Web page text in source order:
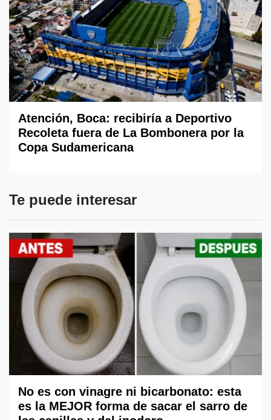
Atención, Boca: recibiría a Deportivo
Recoleta fuera de La Bombonera por la
Copa Sudamericana
Te puede interesar
No es con vinagre ni bicarbonato: esta
es la MEJOR forma de sacar el sarro de